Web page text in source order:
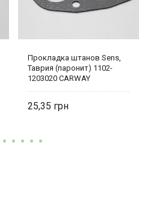
Прокладка штанов Sens,
Таврия (паронит) 1102-
1203020 CARWAY
25,35